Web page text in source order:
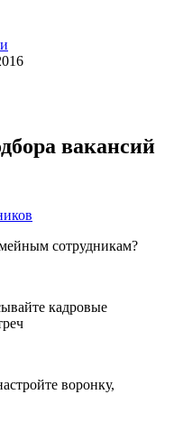
вакансий
сотрудникам?
кадровые
воронку,